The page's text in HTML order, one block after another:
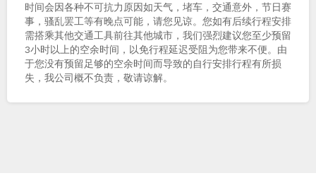
时间会因各种不可抗力原因如天气，堵车，交通意外，节日赛
事，骚乱罢工等有晚点可能，请您见谅。您如有后续行程安排
需搭乘其他交通工具前往其他城市，我们强烈建议您至少预留
3小时以上的空余时间，以免行程延迟受阻为您带来不便。由
于您没有预留足够的空余时间而导致的自行安排行程有所损
失，我公司概不负责，敬请谅解。